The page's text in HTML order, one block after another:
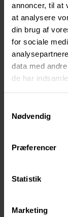
annoncer, til at
at analysere
din brug af
for sociale
data med
de har
Nødvendig
Præferencer
Statistik
Marketing
salt
og